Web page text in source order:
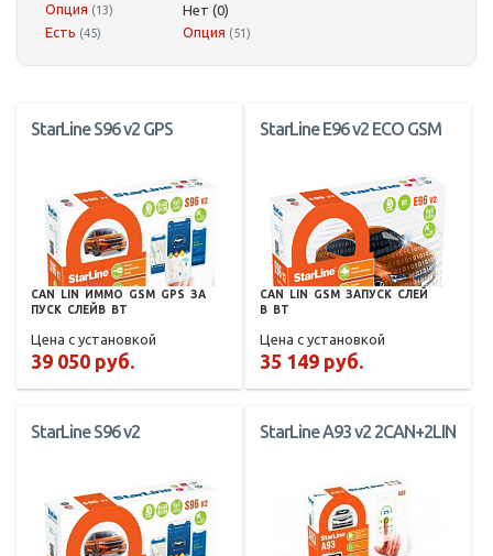
Опция (13)
Есть (45)
Нет (0)
Опция (51)
StarLine S96 v2 GPS
CAN LIN ИММО GSM GPS ЗА
ПУСК СЛЕЙВ BT
Цена с установкой
39 050 руб.
StarLine E96 v2 ECO GSM
CAN LIN GSM ЗАПУСК СЛЕЙ
В
BT
Цена с установкой
35 149 руб.
StarLine S96 v2 StarLine A93 v2 2CAN+2LIN